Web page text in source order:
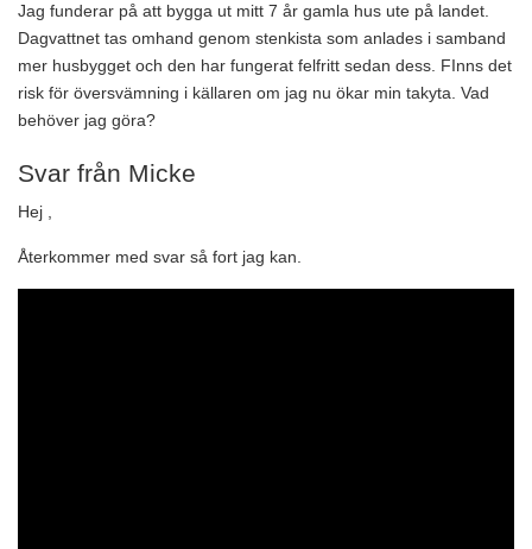
Jag funderar på att bygga ut mitt 7 år gamla hus ute på landet.
Dagvattnet tas omhand genom stenkista som anlades i samband
mer husbygget och den har fungerat felfritt sedan dess. FInns det
risk för översvämning i källaren om jag nu ökar min takyta. Vad
behöver jag göra?
Svar från Micke
Hej ,
Återkommer med svar så fort jag kan.